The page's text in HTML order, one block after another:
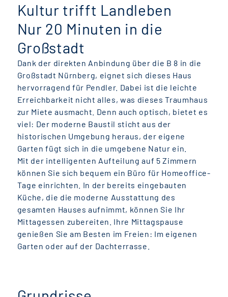
Kultur trifft Landleben
Nur 20 Minuten in die
Großstadt
Dank der direkten Anbindung über die B 8 in die
Großstadt Nürnberg, eignet sich dieses Haus
hervorragend für Pendler. Dabei ist die leichte
Erreichbarkeit nicht alles, was dieses Traumhaus
zur Miete ausmacht. Denn auch optisch, bietet es
viel: Der moderne Baustil sticht aus der
historischen Umgebung heraus, der eigene
Garten fügt sich in die umgebene Natur ein.
Mit der intelligenten Aufteilung auf 5 Zimmern
können Sie sich bequem ein Büro für Homeoffice-
Tage einrichten. In der bereits eingebauten
Küche, die die moderne Ausstattung des
gesamten Hauses aufnimmt, können Sie Ihr
Mittagessen zubereiten. Ihre Mittagspause
genießen Sie am Besten im Freien: Im eigenen
Garten oder auf der Dachterrasse.